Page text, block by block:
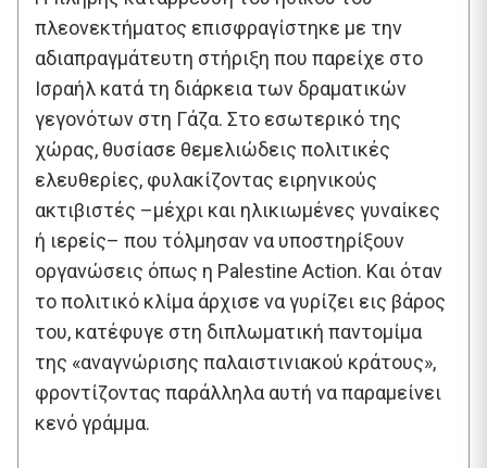
πλεονεκτήματος επισφραγίστηκε με την
αδιαπραγμάτευτη στήριξη που παρείχε στο
Ισραήλ κατά τη διάρκεια των δραματικών
γεγονότων στη Γάζα. Στο εσωτερικό της
χώρας, θυσίασε θεμελιώδεις πολιτικές
ελευθερίες, φυλακίζοντας ειρηνικούς
ακτιβιστές –μέχρι και ηλικιωμένες γυναίκες
ή ιερείς– που τόλμησαν να υποστηρίξουν
οργανώσεις όπως η Palestine Action. Και όταν
το πολιτικό κλίμα άρχισε να γυρίζει εις βάρος
του, κατέφυγε στη διπλωματική παντομίμα
της «αναγνώρισης παλαιστινιακού κράτους»,
φροντίζοντας παράλληλα αυτή να παραμείνει
κενό γράμμα.